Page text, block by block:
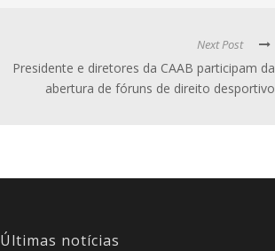
Next Post
Presidente e diretores da CAAB participam da
abertura de fóruns de direito desportivo
Últimas notícias